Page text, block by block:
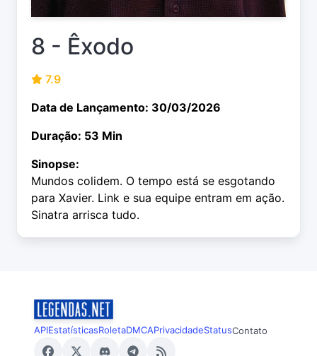
8 - Êxodo
7.9
Data de Lançamento: 30/03/2026
Duração: 53 Min
Sinopse:
Mundos colidem. O tempo está se esgotando
para Xavier. Link e sua equipe entram em ação.
Sinatra arrisca tudo.
APIEstatísticasRoletaDMCAPrivacidadeStatusContato